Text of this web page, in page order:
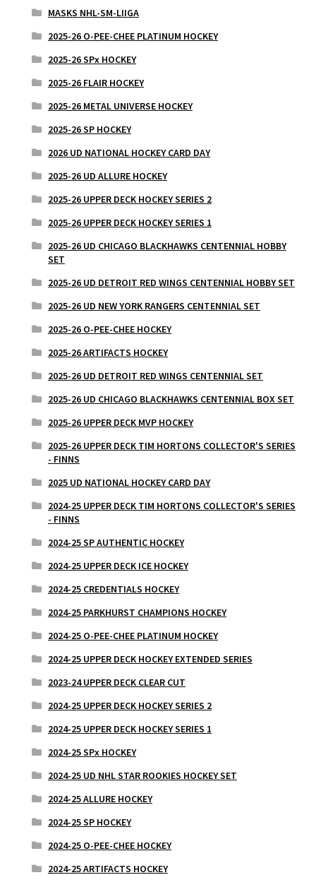
MASKS NHL-SM-LIIGA
2025-26 O-PEE-CHEE PLATINUM HOCKEY
2025-26 SPx HOCKEY
2025-26 FLAIR HOCKEY
2025-26 METAL UNIVERSE HOCKEY
2025-26 SP HOCKEY
2026 UD NATIONAL HOCKEY CARD DAY
2025-26 UD ALLURE HOCKEY
2025-26 UPPER DECK HOCKEY SERIES 2
2025-26 UPPER DECK HOCKEY SERIES 1
2025-26 UD CHICAGO BLACKHAWKS CENTENNIAL HOBBY
SET
2025-26 UD DETROIT RED WINGS CENTENNIAL HOBBY SET
2025-26 UD NEW YORK RANGERS CENTENNIAL SET
2025-26 O-PEE-CHEE HOCKEY
2025-26 ARTIFACTS HOCKEY
2025-26 UD DETROIT RED WINGS CENTENNIAL SET
2025-26 UD CHICAGO BLACKHAWKS CENTENNIAL BOX SET
2025-26 UPPER DECK MVP HOCKEY
2025-26 UPPER DECK TIM HORTONS COLLECTOR'S SERIES
- FINNS
2025 UD NATIONAL HOCKEY CARD DAY
2024-25 UPPER DECK TIM HORTONS COLLECTOR'S SERIES
- FINNS
2024-25 SP AUTHENTIC HOCKEY
2024-25 UPPER DECK ICE HOCKEY
2024-25 CREDENTIALS HOCKEY
2024-25 PARKHURST CHAMPIONS HOCKEY
2024-25 O-PEE-CHEE PLATINUM HOCKEY
2024-25 UPPER DECK HOCKEY EXTENDED SERIES
2023-24 UPPER DECK CLEAR CUT
2024-25 UPPER DECK HOCKEY SERIES 2
2024-25 UPPER DECK HOCKEY SERIES 1
2024-25 SPx HOCKEY
2024-25 UD NHL STAR ROOKIES HOCKEY SET
2024-25 ALLURE HOCKEY
2024-25 SP HOCKEY
2024-25 O-PEE-CHEE HOCKEY
2024-25 ARTIFACTS HOCKEY